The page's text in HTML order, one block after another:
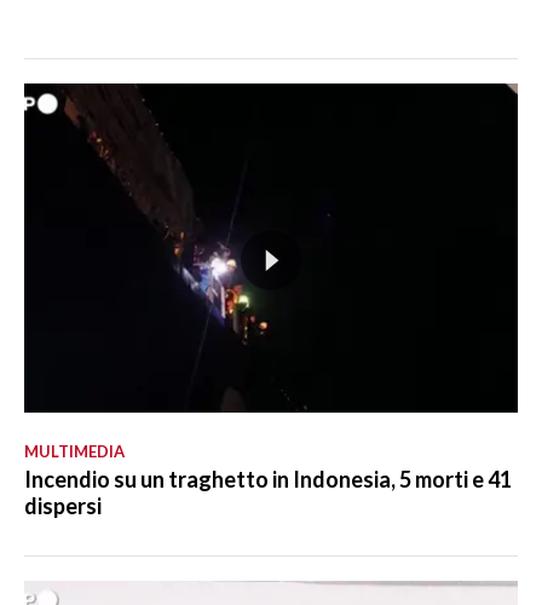
MULTIMEDIA
Incendio su un traghetto in Indonesia, 5 morti e 41
dispersi